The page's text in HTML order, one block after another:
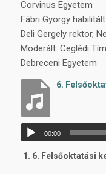
Corvinus Egyetem
Fábri György
Deli Gergely rektor,
Moderált: Ceglédi
Debreceni Egyetem
6.
Audió
lejátszó
00:00
1. 6. Felsőoktatási